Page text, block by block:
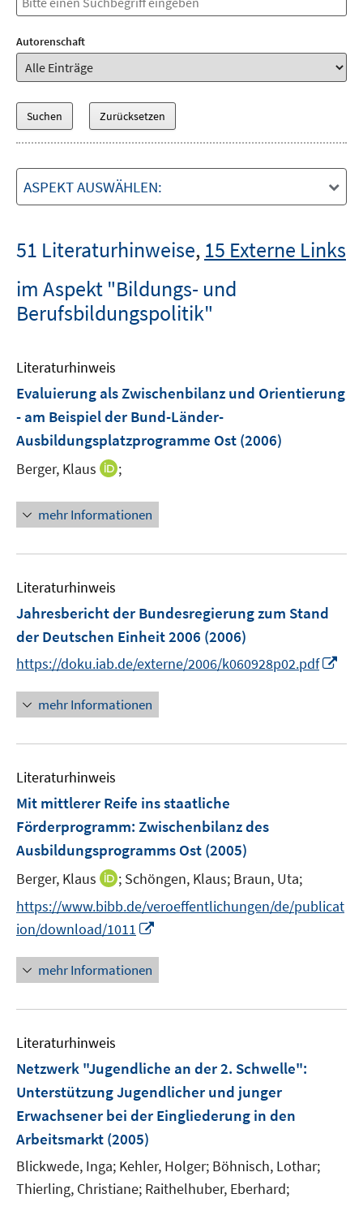
Autorenschaft
ASPEKT AUSWÄHLEN:
51 Literaturhinweise, 15 Externe Links
im Aspekt "Bildungs- und
Berufsbildungspolitik"
Literaturhinweis
Evaluierung als Zwischenbilanz und Orientierung
- am Beispiel der Bund-Länder-
Ausbildungsplatzprogramme Ost (2006)
Berger, Klaus
I
n
e
F
e
n
s
e
r
ö
n
n
;
mehr Informationen
Literaturhinweis
Jahresbericht der Bundesregierung zum Stand
der Deutschen Einheit 2006 (2006)
https://doku.iab.de/externe/2006/k060928p02.pdf
u
r
e
mehr Informationen
Literaturhinweis
Mit mittlerer Reife ins staatliche
Förderprogramm: Zwischenbilanz des
Ausbildungsprogramms Ost (2005)
Berger, Klaus
I
n
e
u
e
F
s
t
e
r
ö
f
f
; Schöngen, Klaus; Braun, Uta;
https://www.bibb.de/veroeffentlichungen/de/publicat
ion/download/1011
e
u
F
n
s
e
r
ö
mehr Informationen
Literaturhinweis
Netzwerk "Jugendliche an der 2. Schwelle":
Unterstützung Jugendlicher und junger
Erwachsener bei der Eingliederung in den
Arbeitsmarkt (2005)
Blickwede, Inga; Kehler, Holger; Böhnisch, Lothar;
Thierling, Christiane; Raithelhuber, Eberhard;